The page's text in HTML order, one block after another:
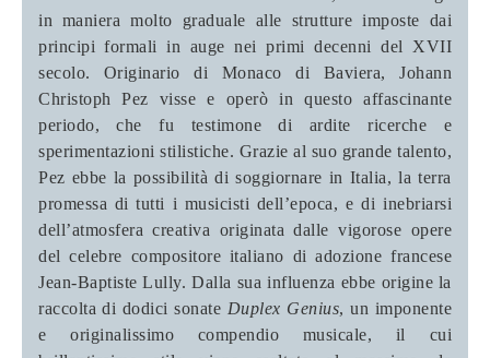
in maniera molto graduale alle strutture imposte dai
principi formali in auge nei primi decenni del XVII
secolo. Originario di Monaco di Baviera, Johann
Christoph Pez visse e operò in questo affascinante
periodo, che fu testimone di ardite ricerche e
sperimentazioni stilistiche. Grazie al suo grande talento,
Pez ebbe la possibilità di soggiornare in Italia, la terra
promessa di tutti i musicisti dell’epoca, e di inebriarsi
dell’atmosfera creativa originata dalle vigorose opere
del celebre compositore italiano di adozione francese
Jean-Baptiste Lully. Dalla sua influenza ebbe origine la
raccolta di dodici sonate Duplex Genius, un imponente
e originalissimo compendio musicale, il cui